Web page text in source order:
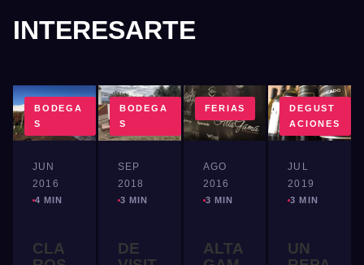
INTERESARTE
BODEGA
S
JUN
2016
4 MIN
CLA
BODEGA
S
SEP
2018
3 MIN
DE
FERIAS
AGO
2016
3 MIN
ALTA
DEGUST
ACIONES
JUL
2019
3 MIN
UN